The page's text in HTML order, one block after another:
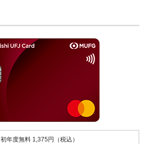
初年度無料 1,375円（税込）